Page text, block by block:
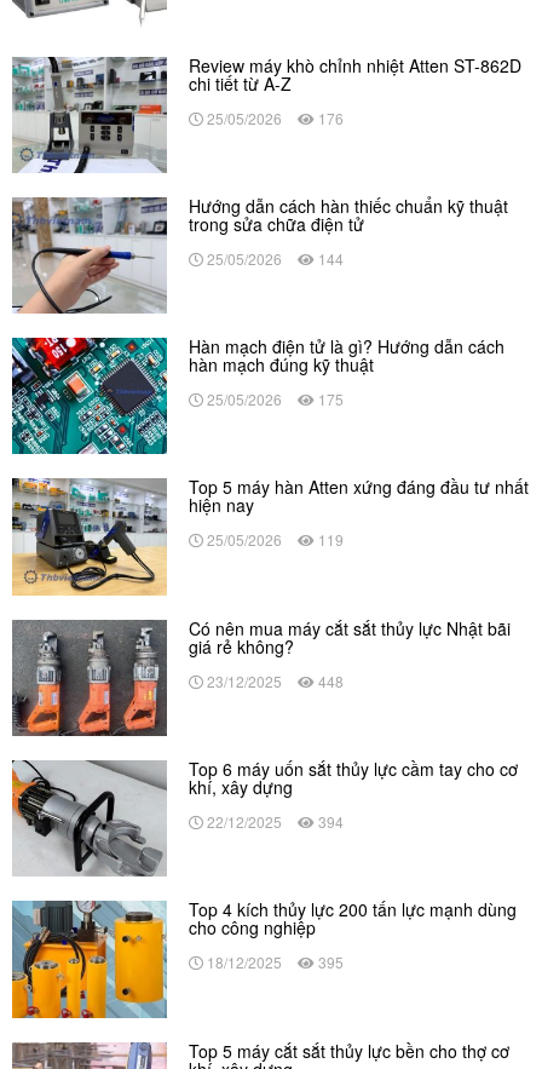
Review máy khò chỉnh nhiệt Atten ST-862D
chi tiết từ A-Z
25/05/2026 176
Hướng dẫn cách hàn thiếc chuẩn kỹ thuật
trong sửa chữa điện tử
25/05/2026 144
Hàn mạch điện tử là gì? Hướng dẫn cách
hàn mạch đúng kỹ thuật
25/05/2026 175
Top 5 máy hàn Atten xứng đáng đầu tư nhất
hiện nay
25/05/2026 119
Có nên mua máy cắt sắt thủy lực Nhật bãi
giá rẻ không?
23/12/2025 448
Top 6 máy uốn sắt thủy lực cầm tay cho cơ
khí, xây dựng
22/12/2025 394
Top 4 kích thủy lực 200 tấn lực mạnh dùng
cho công nghiệp
18/12/2025 395
Top 5 máy cắt sắt thủy lực bền cho thợ cơ